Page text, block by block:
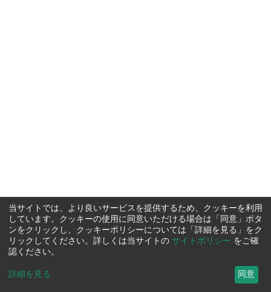
当サイトでは、より良いサービスを提供するため、クッキーを利用
しています。クッキーの使用に同意いただける場合は「同意」ボタ
ンをクリックし、クッキーポリシーについては「詳細を見る」をク
リックしてください。詳しくは当サイトの サイトポリシー をご確
認ください。
詳細を見る ... 同意